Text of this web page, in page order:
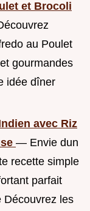
et Brocoli
au Poulet
gourmandes
idée dîner
avec Riz
— Envie dun
recette simple
parfait
Découvrez les